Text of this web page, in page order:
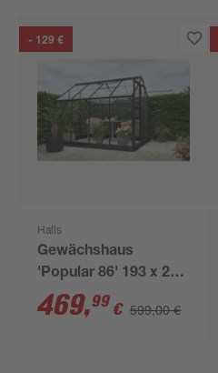
- 129 €
Halls
Gewächshaus
'Popular 86' 193 x 257
cm mit 3 mm
Blankglas schwarz
469,99 € 599,00 €